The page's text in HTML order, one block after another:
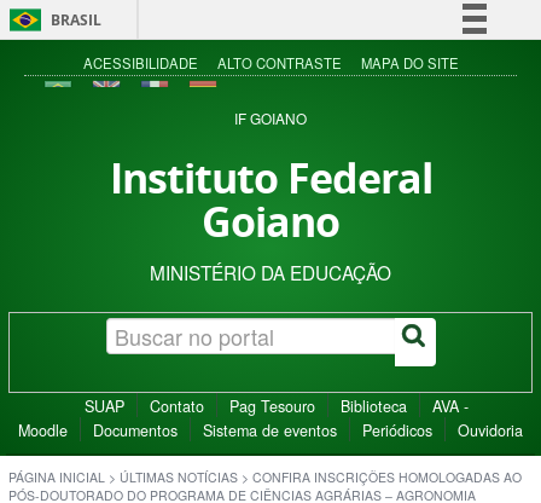
BRASIL
Simplifique!
Acesso à informação
ACESSIBILIDADE ALTO CONTRASTE MAPA DO SITE
IF GOIANO
Instituto Federal
Goiano
MINISTÉRIO DA EDUCAÇÃO
SUAP Contato Pag Tesouro Biblioteca
AVA -
Moodle
Documentos Sistema de eventos Periódicos Ouvidoria
PÁGINA INICIAL > ÚLTIMAS NOTÍCIAS > CONFIRA INSCRIÇÕES HOMOLOGADAS AO
PÓS-DOUTORADO DO PROGRAMA DE CIÊNCIAS AGRÁRIAS – AGRONOMIA